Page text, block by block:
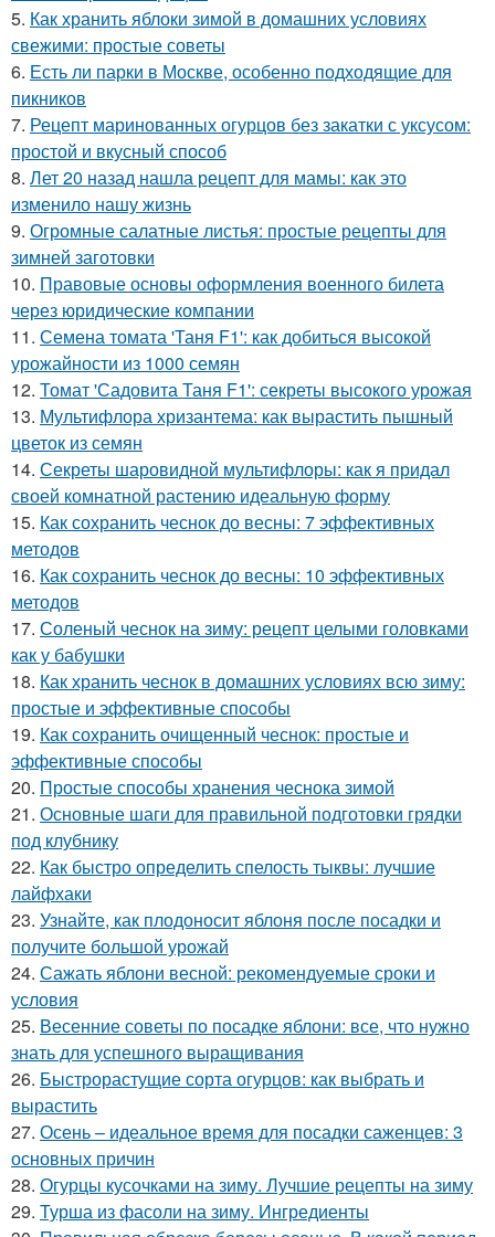
5. Как хранить яблоки зимой в домашних условиях
свежими: простые советы
6. Есть ли парки в Москве, особенно подходящие для
пикников
7. Рецепт маринованных огурцов без закатки с уксусом:
простой и вкусный способ
8. Лет 20 назад нашла рецепт для мамы: как это
изменило нашу жизнь
9. Огромные салатные листья: простые рецепты для
зимней заготовки
10. Правовые основы оформления военного билета
через юридические компании
11. Семена томата 'Таня F1': как добиться высокой
урожайности из 1000 семян
12. Томат 'Садовита Таня F1': секреты высокого урожая
13. Мультифлора хризантема: как вырастить пышный
цветок из семян
14. Секреты шаровидной мультифлоры: как я придал
своей комнатной растению идеальную форму
15. Как сохранить чеснок до весны: 7 эффективных
методов
16. Как сохранить чеснок до весны: 10 эффективных
методов
17. Соленый чеснок на зиму: рецепт целыми головками
как у бабушки
18. Как хранить чеснок в домашних условиях всю зиму:
простые и эффективные способы
19. Как сохранить очищенный чеснок: простые и
эффективные способы
20. Простые способы хранения чеснока зимой
21. Основные шаги для правильной подготовки грядки
под клубнику
22. Как быстро определить спелость тыквы: лучшие
лайфхаки
23. Узнайте, как плодоносит яблоня после посадки и
получите большой урожай
24. Сажать яблони весной: рекомендуемые сроки и
условия
25. Весенние советы по посадке яблони: все, что нужно
знать для успешного выращивания
26. Быстрорастущие сорта огурцов: как выбрать и
вырастить
27. Осень – идеальное время для посадки саженцев: 3
основных причин
28. Огурцы кусочками на зиму. Лучшие рецепты на зиму
29. Турша из фасоли на зиму. Ингредиенты